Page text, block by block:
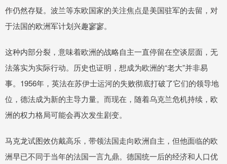
作仍然存疑。波兰等东欧国家的关注焦点是美国驻军的去留，对
于法国的欧洲军计划兴趣寥寥。
这种内部分裂，意味着欧洲的战略自主一直停留在空谈层面，无
法落实为实际行动。历史也证明，想成为欧洲的“老大”并非易
事。1956年，英法在苏伊士运河的失败彻底打破了它们的领导地
位，德法成为新的主导力量。而现在，随着乌克兰危机持续，欧
洲的权力格局可能会再次发生剧变。
马克龙试图效仿戴高乐，带领法国走向欧洲自主，但他面临的欧
洲早已不同于当年的法国一言九鼎。德国统一后的经济和人口优